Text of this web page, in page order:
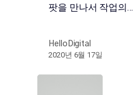
팟을 만나서 작업의…
HelloDigital
2020년 6월 17일